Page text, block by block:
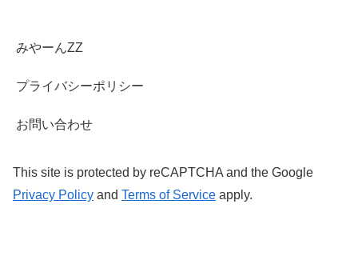
みやーんZZ
プライバシーポリシー
お問い合わせ
This site is protected by reCAPTCHA and the Google
Privacy Policy and Terms of Service apply.